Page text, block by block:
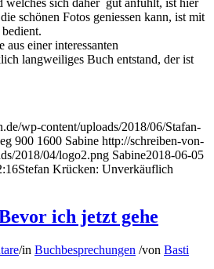
welches sich daher gut anfühlt, ist hier
schönen Fotos geniessen kann, ist mit
aus einer interessanten
langweiliges Buch entstand, der ist
wp-content/uploads/2018/06/Stafan-
900 1600 Sabine http://schreiben-von-
2018/04/logo2.png Sabine2018-06-05
Stefan Krücken: Unverkäuflich
ich jetzt gehe
/in Buchbesprechungen /von Basti